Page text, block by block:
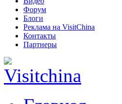
Форум
Блоги
Реклама на VisitChina
Контакты
Партнеры